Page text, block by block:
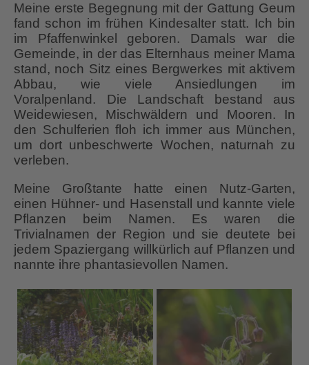
Meine erste Begegnung mit der Gattung Geum
fand schon im frühen Kindesalter statt. Ich bin
im Pfaffenwinkel geboren. Damals war die
Gemeinde, in der das Elternhaus meiner Mama
stand, noch Sitz eines Bergwerkes mit aktivem
Abbau, wie viele Ansiedlungen im
Voralpenland. Die Landschaft bestand aus
Weidewiesen, Mischwäldern und Mooren. In
den Schulferien floh ich immer aus München,
um dort unbeschwerte Wochen, naturnah zu
verleben.
Meine Großtante hatte einen Nutz-Garten,
einen Hühner- und Hasenstall und kannte viele
Pflanzen beim Namen. Es waren die
Trivialnamen der Region und sie deutete bei
jedem Spaziergang willkürlich auf Pflanzen und
nannte ihre phantasievollen Namen.